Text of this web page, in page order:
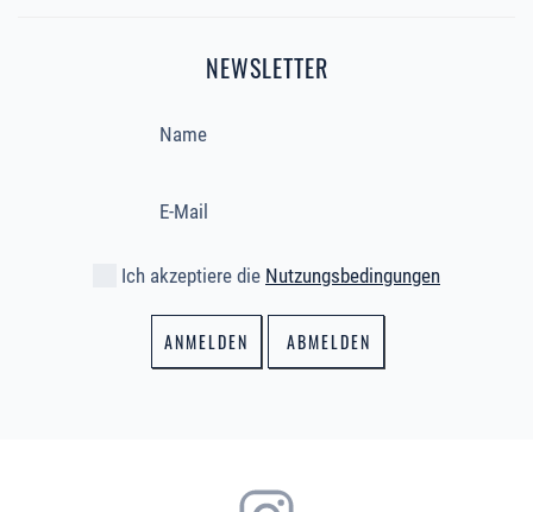
NEWSLETTER
Ich akzeptiere die Nutzungsbedingungen